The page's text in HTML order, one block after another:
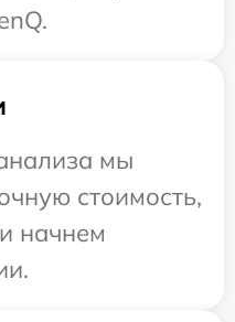
мы
стоимость,
начнем